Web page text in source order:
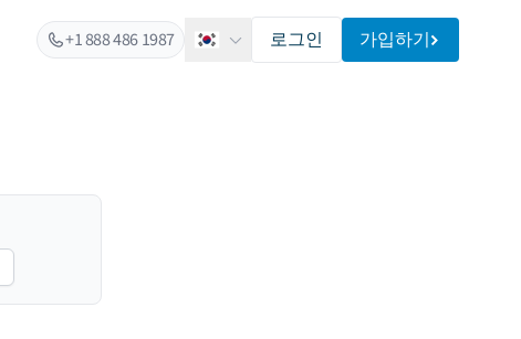
+1 888 486 1987 한국어 로그인 가입하기